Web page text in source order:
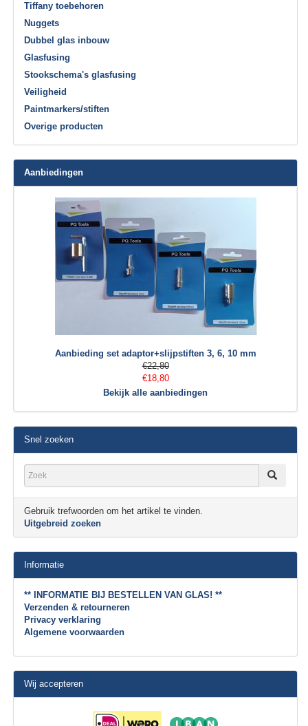
Tiffany toebehoren
Nuggets
Dubbel glas inbouw
Glasfusing
Stookschema's glasfusing
Veiligheid
Paintmarkers/stiften
Overige producten
Aanbiedingen
Aanbieding set adaptor+slijpstiften 3, 6, 10 mm
€22,80
€18,80
Bekijk alle aanbiedingen
Snel zoeken
Gebruik trefwoorden om het artikel te vinden.
Uitgebreid zoeken
Informatie
** INFORMATIE BIJ BESTELLEN VAN GLAS! **
Verzenden & retourneren
Privacy verklaring
Algemene voorwaarden
Wij accepteren